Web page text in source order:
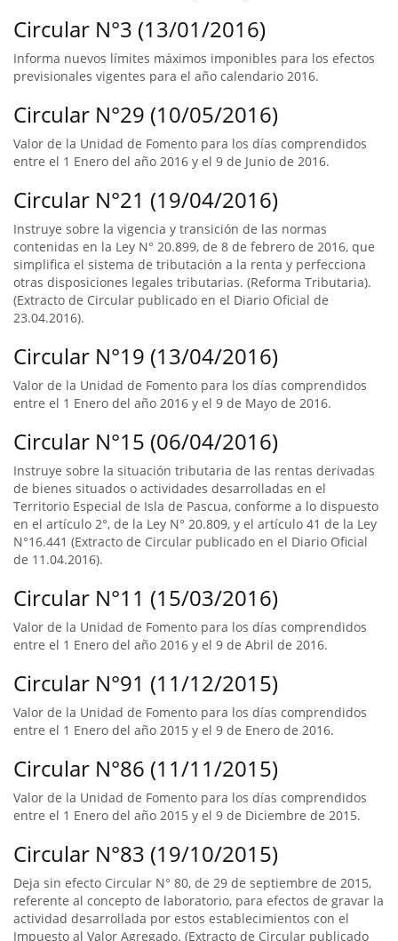
Circular N°3 (13/01/2016)
Informa nuevos límites máximos imponibles para los efectos
previsionales vigentes para el año calendario 2016.
Circular N°29 (10/05/2016)
Valor de la Unidad de Fomento para los días comprendidos
entre el 1 Enero del año 2016 y el 9 de Junio de 2016.
Circular N°21 (19/04/2016)
Instruye sobre la vigencia y transición de las normas
contenidas en la Ley N° 20.899, de 8 de febrero de 2016, que
simplifica el sistema de tributación a la renta y perfecciona
otras disposiciones legales tributarias. (Reforma Tributaria).
(Extracto de Circular publicado en el Diario Oficial de
23.04.2016).
Circular N°19 (13/04/2016)
Valor de la Unidad de Fomento para los días comprendidos
entre el 1 Enero del año 2016 y el 9 de Mayo de 2016.
Circular N°15 (06/04/2016)
Instruye sobre la situación tributaria de las rentas derivadas
de bienes situados o actividades desarrolladas en el
Territorio Especial de Isla de Pascua, conforme a lo dispuesto
en el artículo 2°, de la Ley N° 20.809, y el artículo 41 de la Ley
N°16.441 (Extracto de Circular publicado en el Diario Oficial
de 11.04.2016).
Circular N°11 (15/03/2016)
Valor de la Unidad de Fomento para los días comprendidos
entre el 1 Enero del año 2016 y el 9 de Abril de 2016.
Circular N°91 (11/12/2015)
Valor de la Unidad de Fomento para los días comprendidos
entre el 1 Enero del año 2015 y el 9 de Enero de 2016.
Circular N°86 (11/11/2015)
Valor de la Unidad de Fomento para los días comprendidos
entre el 1 Enero del año 2015 y el 9 de Diciembre de 2015.
Circular N°83 (19/10/2015)
Deja sin efecto Circular N° 80, de 29 de septiembre de 2015,
referente al concepto de laboratorio, para efectos de gravar la
actividad desarrollada por estos establecimientos con el
Impuesto al Valor Agregado. (Extracto de Circular publicado